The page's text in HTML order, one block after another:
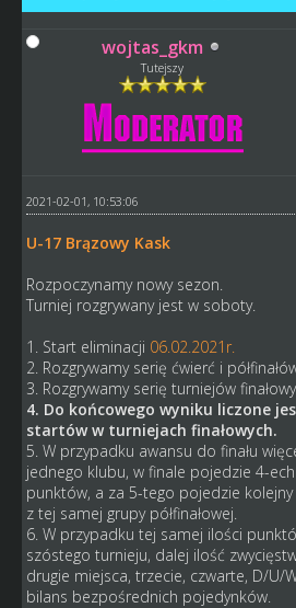
wojtas_gkm
Tutejszy
2021-02-01, 10:53:06
U-17 Brązowy Kask
Rozpoczynamy nowy sezon.
Turniej rozgrywany jest w soboty.
1. Start eliminacji 06.02.2021r.
2. Rozgrywamy serię ćwierć i
3. Rozgrywamy serię turniejów
4. Do końcowego wyniku liczone
startów w turniejach finałowych.
5. W przypadku awansu do finału
jednego klubu, w finale pojedzie 4-
punktów, a za 5-tego pojedzie
z tej samej grupy półfinałowej.
6. W przypadku tej samej ilości
szóstego turnieju, dalej ilość
drugie miejsca, trzecie, czwarte, D/U/
bilans bezpośrednich pojedynków.